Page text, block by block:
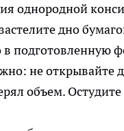
однородной
дно
подготовленную
не открывайте
объем.